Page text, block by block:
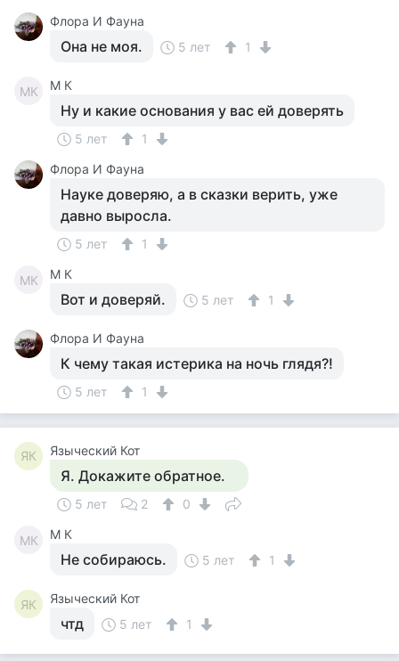
Флора И Фауна
Она не моя. 5 лет 1
MК M К
Ну и какие основания у вас ей доверять
5 лет
1
Флора И Фауна
Науке доверяю, а в сказки верить, уже
давно выросла.
5 лет 1
MК M К
Вот и доверяй. 5 лет 1
Флора И Фауна
К чему такая истерика на ночь глядя?!
5 лет 1
ЯК Языческий Кот
Я. Докажите обратное.
5 лет 2 0
MК M К
Не собираюсь. 5 лет 1
ЯК Языческий Кот
чтд 5 лет 1